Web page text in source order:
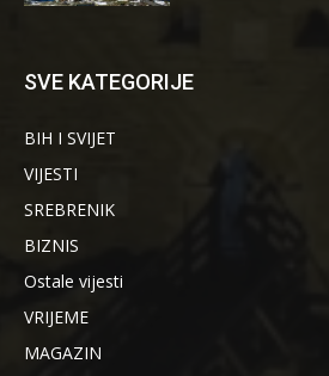
SVE KATEGORIJE
BIH I SVIJET
VIJESTI
SREBRENIK
BIZNIS
Ostale vijesti
VRIJEME
MAGAZIN